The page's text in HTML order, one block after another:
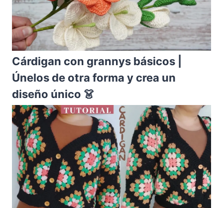
Cárdigan con grannys básicos |
Únelos de otra forma y crea un
diseño único 👗